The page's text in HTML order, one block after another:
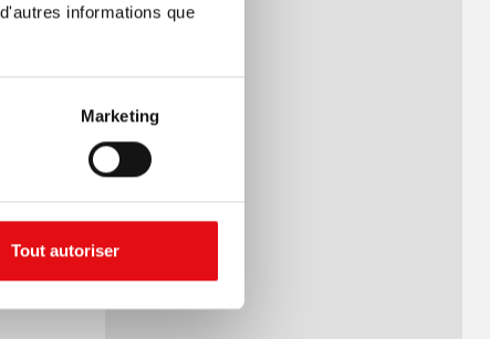
informations que
Marketing
Tout autoriser
la fin,